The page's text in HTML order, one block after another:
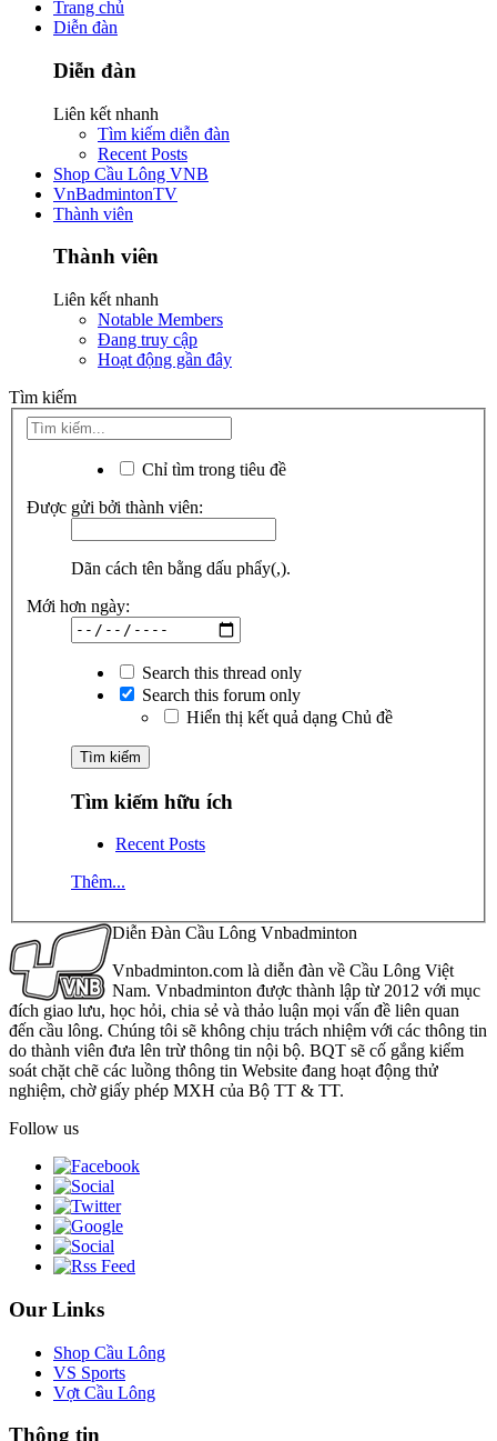
Trang chủ
Diễn đàn
Diễn đàn
Liên kết nhanh
Tìm kiếm diễn đàn
Recent Posts
Shop Cầu Lông VNB
VnBadmintonTV
Thành viên
Thành viên
Liên kết nhanh
Notable Members
Đang truy cập
Hoạt động gần đây
Tìm kiếm
Chỉ tìm trong tiêu đề
Được gửi bởi thành viên:
Dãn cách tên bằng dấu phẩy(,).
Mới hơn ngày:
Search this thread only
Search this forum only
Hiển thị kết quả dạng Chủ đề
Tìm kiếm hữu ích
Recent Posts
Thêm...
Diễn Đàn Cầu Lông Vnbadminton
Vnbadminton.com là diễn đàn về Cầu Lông Việt
Nam. Vnbadminton được thành lập từ 2012 với mục
đích giao lưu, học hỏi, chia sẻ và thảo luận mọi vấn đề liên quan
đến cầu lông. Chúng tôi sẽ không chịu trách nhiệm với các thông tin
do thành viên đưa lên trừ thông tin nội bộ. BQT sẽ cố gắng kiểm
soát chặt chẽ các luồng thông tin Website đang hoạt động thử
nghiệm, chờ giấy phép MXH của Bộ TT & TT.
Follow us
Our Links
Shop Cầu Lông
VS Sports
Vợt Cầu Lông
Thông tin